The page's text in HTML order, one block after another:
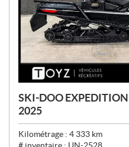
SKI-DOO EXPEDITION
2025
Kilométrage : 4 333 km
# inventaire : UN-2528